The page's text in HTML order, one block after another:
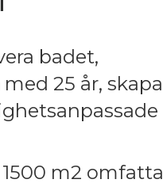
badet,
25 år, skapa
m2 omfatta